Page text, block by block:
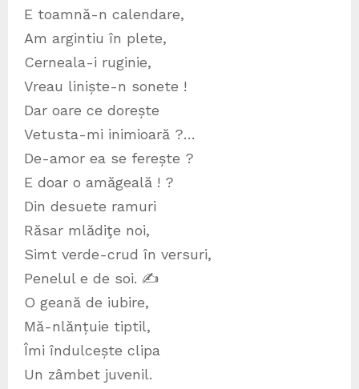
E toamnă-n calendare,
Am argintiu în plete,
Cerneala-i ruginie,
Vreau liniște-n sonete !
Dar oare ce dorește
Vetusta-mi inimioară ?…
De-amor ea se ferește ?
E doar o amăgeală ! ?
Din desuete ramuri
Răsar mlădiţe noi,
Simt verde-crud în versuri,
Penelul e de soi. ✍
O geană de iubire,
Mă-nlănțuie tiptil,
Îmi îndulcește clipa
Un zâmbet juvenil.